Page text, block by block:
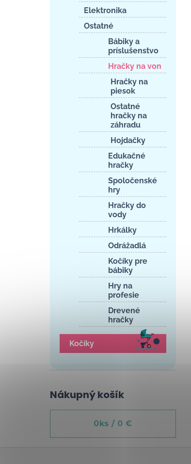
Elektronika
Ostatné
Bábiky a
príslušenstvo
Hračky na von
Hračky na
piesok
Ostatné
hračky na
záhradu
Hojdačky
Edukačné
hračky
Spoločenské
hry
Hračky do
vody
Hrkálky
Odrážadlá
Kočíky pre
bábiky
Hry na
profesie
Drevené
hračky
Kočíky
Nákupný košík
0ks / 0 €